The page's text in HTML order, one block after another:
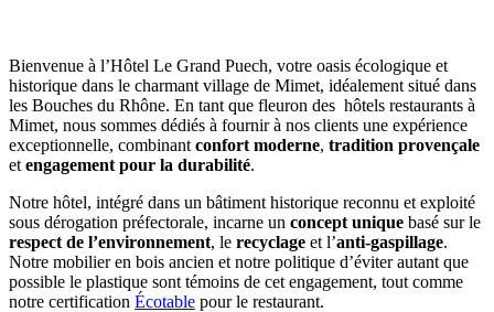
Bienvenue à l’Hôtel Le Grand Puech, votre oasis écologique et
historique dans le charmant village de Mimet, idéalement situé dans
les Bouches du Rhône. En tant que fleuron des hôtels restaurants à
Mimet, nous sommes dédiés à fournir à nos clients une expérience
exceptionnelle, combinant confort moderne, tradition provençale
et engagement pour la durabilité.
Notre hôtel, intégré dans un bâtiment historique reconnu et exploité
sous dérogation préfectorale, incarne un concept unique basé sur le
respect de l’environnement, le recyclage et l’anti-gaspillage.
Notre mobilier en bois ancien et notre politique d’éviter autant que
possible le plastique sont témoins de cet engagement, tout comme
notre certification Écotable pour le restaurant.